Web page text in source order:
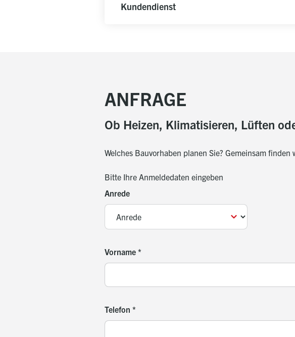
Kundendienst
ANFRAGE
Ob Heizen, Klimatisieren, Lüften
Welches Bauvorhaben planen Sie? Gemeinsam
Bitte Ihre Anmeldedaten eingeben
Anrede
Vorname *
Telefon *